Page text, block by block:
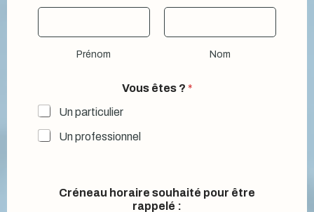
Prénom Nom
Vous êtes ? *
Un particulier
Un professionnel
s
t
Créneau horaire souhaité pour être
rappelé :